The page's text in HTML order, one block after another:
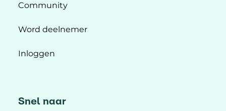
Community
Word deelnemer
Inloggen
Snel naar